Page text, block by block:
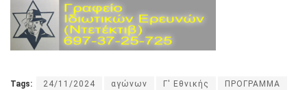
Tags: 24/11/2024 αγώνων Γ' Εθνικής ΠΡΟΓΡΑΜΜΑ